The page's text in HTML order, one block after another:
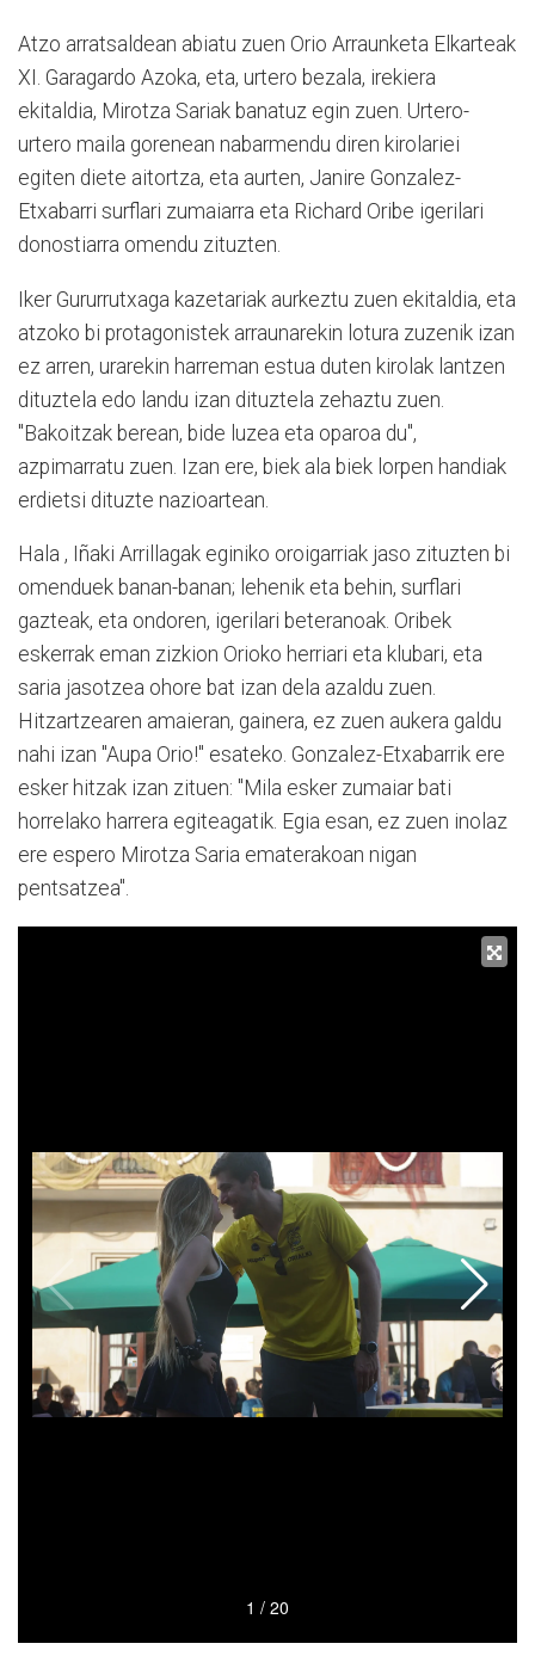
Atzo arratsaldean abiatu zuen Orio Arraunketa Elkarteak
XI. Garagardo Azoka, eta, urtero bezala, irekiera
ekitaldia, Mirotza Sariak banatuz egin zuen. Urtero-
urtero maila gorenean nabarmendu diren kirolariei
egiten diete aitortza, eta aurten, Janire Gonzalez-
Etxabarri surflari zumaiarra eta Richard Oribe igerilari
donostiarra omendu zituzten.
Iker Gururrutxaga kazetariak aurkeztu zuen ekitaldia, eta
atzoko bi protagonistek arraunarekin lotura zuzenik izan
ez arren, urarekin harreman estua duten kirolak lantzen
dituztela edo landu izan dituztela zehaztu zuen.
"Bakoitzak berean, bide luzea eta oparoa du",
azpimarratu zuen. Izan ere, biek ala biek lorpen handiak
erdietsi dituzte nazioartean.
Hala , Iñaki Arrillagak eginiko oroigarriak jaso zituzten bi
omenduek banan-banan; lehenik eta behin, surflari
gazteak, eta ondoren, igerilari beteranoak. Oribek
eskerrak eman zizkion Orioko herriari eta klubari, eta
saria jasotzea ohore bat izan dela azaldu zuen.
Hitzartzearen amaieran, gainera, ez zuen aukera galdu
nahi izan "Aupa Orio!" esateko. Gonzalez-Etxabarrik ere
esker hitzak izan zituen: "Mila esker zumaiar bati
horrelako harrera egiteagatik. Egia esan, ez zuen inolaz
ere espero Mirotza Saria ematerakoan nigan
pentsatzea".